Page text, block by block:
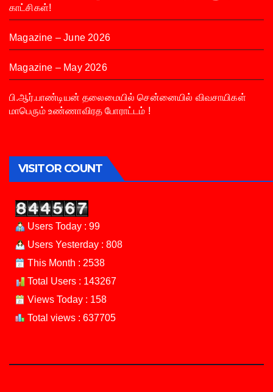
காட்சிகள்!
Magazine – June 2026
Magazine – May 2026
பி.ஆர்.பாண்டியன் தலைமையில் சென்னையில் விவசாயிகள்
மாபெரும் உண்ணாவிரத போராட்டம் !
VISITOR COUNT
Users Today : 99
Users Yesterday : 808
This Month : 2538
Total Users : 143267
Views Today : 158
Total views : 637705